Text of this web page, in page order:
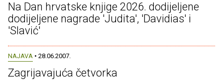
Na Dan hrvatske knjige 2026. dodijeljene
dodijeljene nagrade 'Judita', 'Davidias' i
'Slavić'
NAJAVA • 28.06.2007.
Zagrijavajuća četvorka